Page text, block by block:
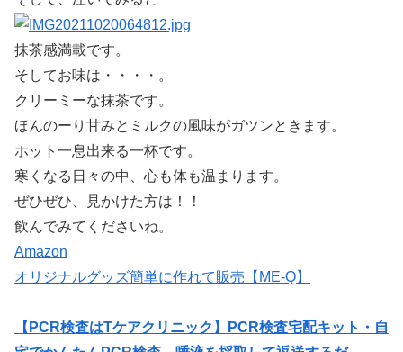
抹茶感満載です。
そしてお味は・・・・。
クリーミーな抹茶です。
ほんのーり甘みとミルクの風味がガツンときます。
ホット一息出来る一杯です。
寒くなる日々の中、心も体も温まります。
ぜひぜひ、見かけた方は！！
飲んでみてくださいね。
Amazon
オリジナルグッズ簡単に作れて販売【ME-Q】
【PCR検査はTケアクリニック】PCR検査宅配キット・自